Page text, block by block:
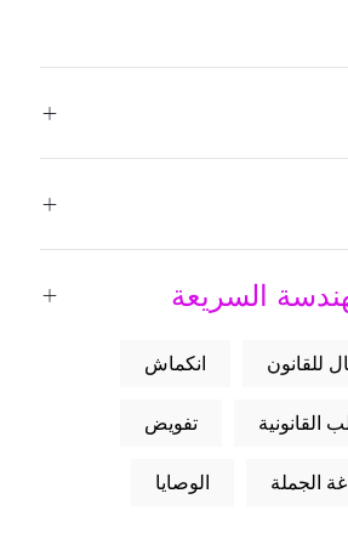
السريعة
للقانون انكماش
القانونية تفويض
الجملة الوصايا